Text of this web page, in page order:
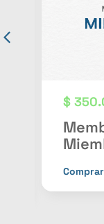
$